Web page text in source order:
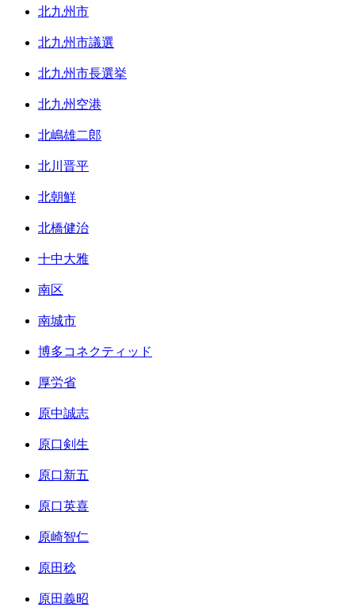
北九州市
北九州市議選
北九州市長選挙
北九州空港
北嶋雄二郎
北川晋平
北朝鮮
北橋健治
十中大雅
南区
南城市
博多コネクティッド
厚労省
原中誠志
原口剣生
原口新五
原口英喜
原崎智仁
原田稔
原田義昭